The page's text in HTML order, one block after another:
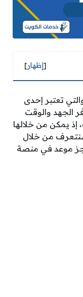
[إظهار]
تعتبر إحدى
الجهد والوقت
إذ يمكن من خلالها
من خلال
موعد في منصة